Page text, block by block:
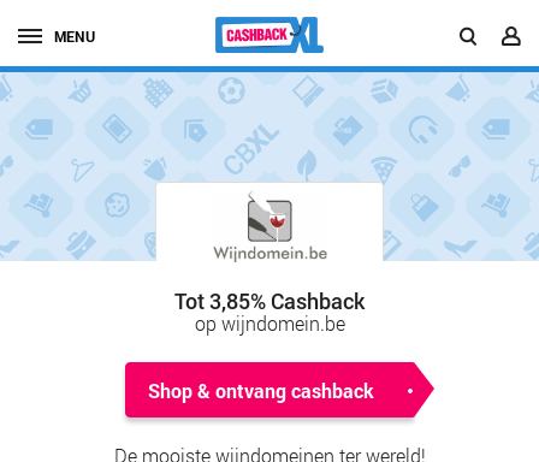
MENU
Tot 3,85% Cashback
op wijndomein.be
Shop & ontvang cashback
De mooiste wijndomeinen ter wereld!